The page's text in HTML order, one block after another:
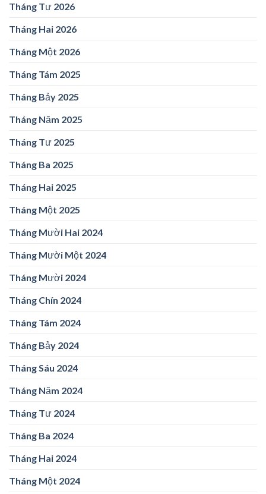
Tháng Tư 2026
Tháng Hai 2026
Tháng Một 2026
Tháng Tám 2025
Tháng Bảy 2025
Tháng Năm 2025
Tháng Tư 2025
Tháng Ba 2025
Tháng Hai 2025
Tháng Một 2025
Tháng Mười Hai 2024
Tháng Mười Một 2024
Tháng Mười 2024
Tháng Chín 2024
Tháng Tám 2024
Tháng Bảy 2024
Tháng Sáu 2024
Tháng Năm 2024
Tháng Tư 2024
Tháng Ba 2024
Tháng Hai 2024
Tháng Một 2024